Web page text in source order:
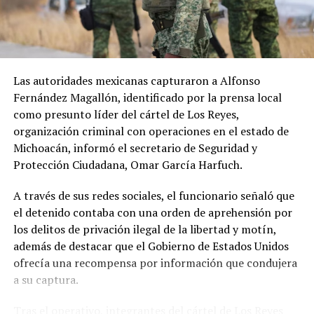
El Gobierno hondureño informó que mantiene
seguimiento del caso y que respaldaría un eventual
retorno voluntario del migrante.
Hasta el momento, ICE no había respondido a las
consultas realizadas por EFE sobre las denuncias de los
seis migrantes.
La situación genera preocupación sobre la capacidad del
garantizar el abastecimiento de alimentos,
especialmente después de que el país haya enfrentado
varias olas de calor desde mayo y una sucesión de
eventos meteorológicos extremos durante los últimos
años.
enfrenta el sector agrícola ante las nuevas condiciones
climáticas. Sin embargo, considera que los productores
deberán adaptar sus métodos de trabajo y buscar nuevas
oportunidades para mantener la actividad frente al
cambio climático.
Las autoridades mexicanas capturaron a Alfonso
Fernández Magallón, identificado por la prensa local
como presunto líder del cártel de Los Reyes,
organización criminal con operaciones en el estado de
Michoacán, informó el secretario de Seguridad y
Protección Ciudadana, Omar García Harfuch.
A través de sus redes sociales, el funcionario señaló que
el detenido contaba con una orden de aprehensión por
los delitos de privación ilegal de la libertad y motín,
además de destacar que el Gobierno de Estados Unidos
ofrecía una recompensa por información que condujera
a su captura.